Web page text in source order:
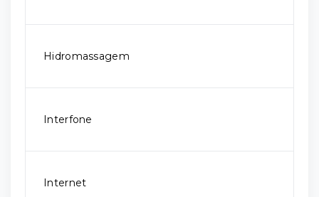
Hidromassagem
Interfone
Internet